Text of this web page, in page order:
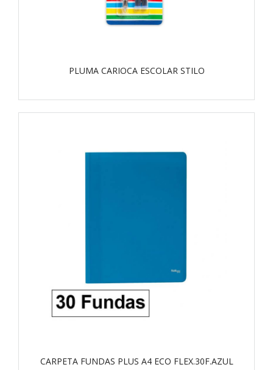
PLUMA CARIOCA ESCOLAR STILO
CARPETA FUNDAS PLUS A4 ECO FLEX.30F.AZUL